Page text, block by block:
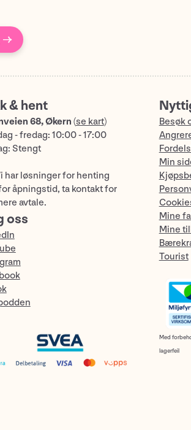
→
& hent
68, Økern (se kart)
- fredag: 10:00 - 17:00
Stengt
har løsninger for henting
åpningstid, ta kontakt for
avtale.
oss
Besøk
Min
Mine
Mine
Tourist
Med
lagerfeil